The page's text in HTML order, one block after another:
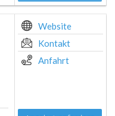
Website
Kontakt
Anfahrt